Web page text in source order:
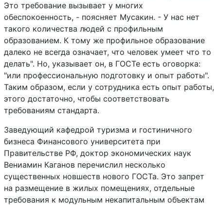
Это требование вызывает у многих
обеспокоенность, - поясняет Мусакин. - У нас нет
такого количества людей с профильным
образованием. К тому же профильное образование
далеко не всегда означает, что человек умеет что то
делать". Но, указывает он, в ГОСТе есть оговорка:
"или профессиональную подготовку и опыт работы".
Таким образом, если у сотрудника есть опыт работы,
этого достаточно, чтобы соответствовать
требованиям стандарта.
Заведующий кафедрой туризма и гостиничного
бизнеса Финансового университета при
Правительстве РФ, доктор экономических наук
Вениамин Каганов перечислил несколько
существенных новшеств нового ГОСТа. Это запрет
на размещение в жилых помещениях, отдельные
требования к модульным некапитальным объектам